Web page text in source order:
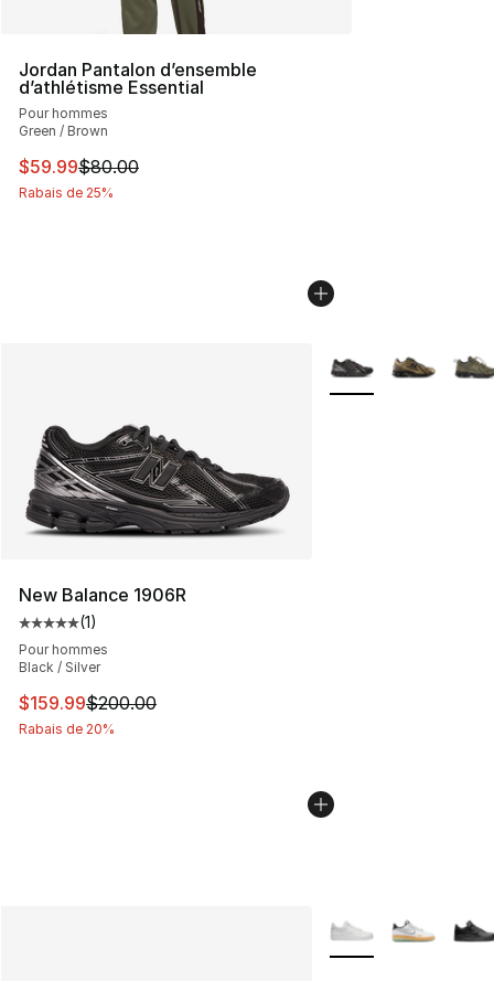
Jordan Pantalon d’ensemble
d’athlétisme Essential
Pour hommes
Green / Brown
Cet article est en solde. Le prix est passé de $80.00 à
$59.99$80.00
Rabais de 25%
New Balance 1906R
Cote moyenne du client - [5 sur 5 étoiles], 1
(1)
Pour hommes
Black / Silver
Cet article est en solde. Le prix est passé de $200.00 à
$159.99$200.00
Rabais de 20%
Plus de couleurs
Plus de couleurs